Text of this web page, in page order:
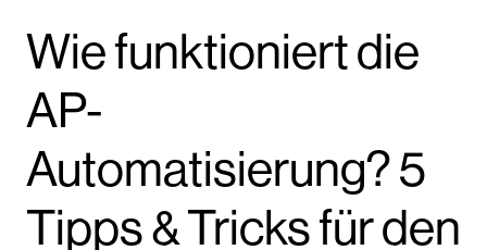
Wie funktioniert die
AP-
Automatisierung? 5
Tipps & Tricks für den